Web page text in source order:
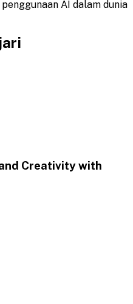
AI dalam dunia
Creativity with